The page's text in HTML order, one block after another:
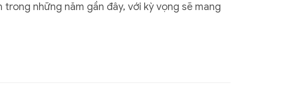
những năm gần đây, với kỳ vọng sẽ mang